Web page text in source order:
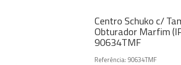
Centro Schuko c/
Obturador Marfim
90634TMF
Referência: 90634TMF